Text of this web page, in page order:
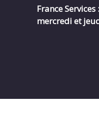
France
mercredi et